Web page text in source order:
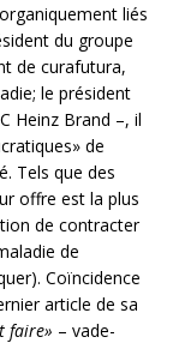
liés
du groupe
de curafutura,
le président
Heinz Brand –, il
de
Tels que des
offre est la plus
de contracter
de
Coïncidence
article de sa
faire» – vade-